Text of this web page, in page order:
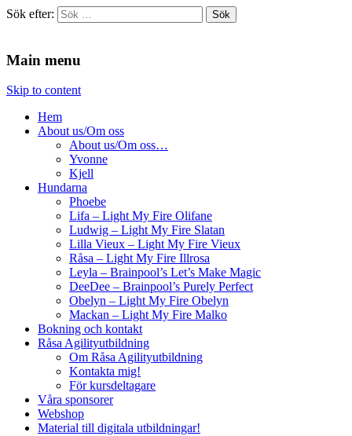
Sök efter:
Main menu
Skip to content
Hem
About us/Om oss
About us/Om oss…
Yvonne
Kjell
Hundarna
Phoebe
Lifa – Light My Fire Olifane
Ludwig – Light My Fire Slatan
Lilla Vieux – Light My Fire Vieux
Råsa – Light My Fire Illrosa
Leyla – Brainpool’s Let’s Make Magic
DeeDee – Brainpool’s Purely Perfect
Obelyn – Light My Fire Obelyn
Mackan – Light My Fire Malko
Bokning och kontakt
Råsa Agilityutbildning
Om Råsa Agilityutbildning
Kontakta mig!
För kursdeltagare
Våra sponsorer
Webshop
Material till digitala utbildningar!